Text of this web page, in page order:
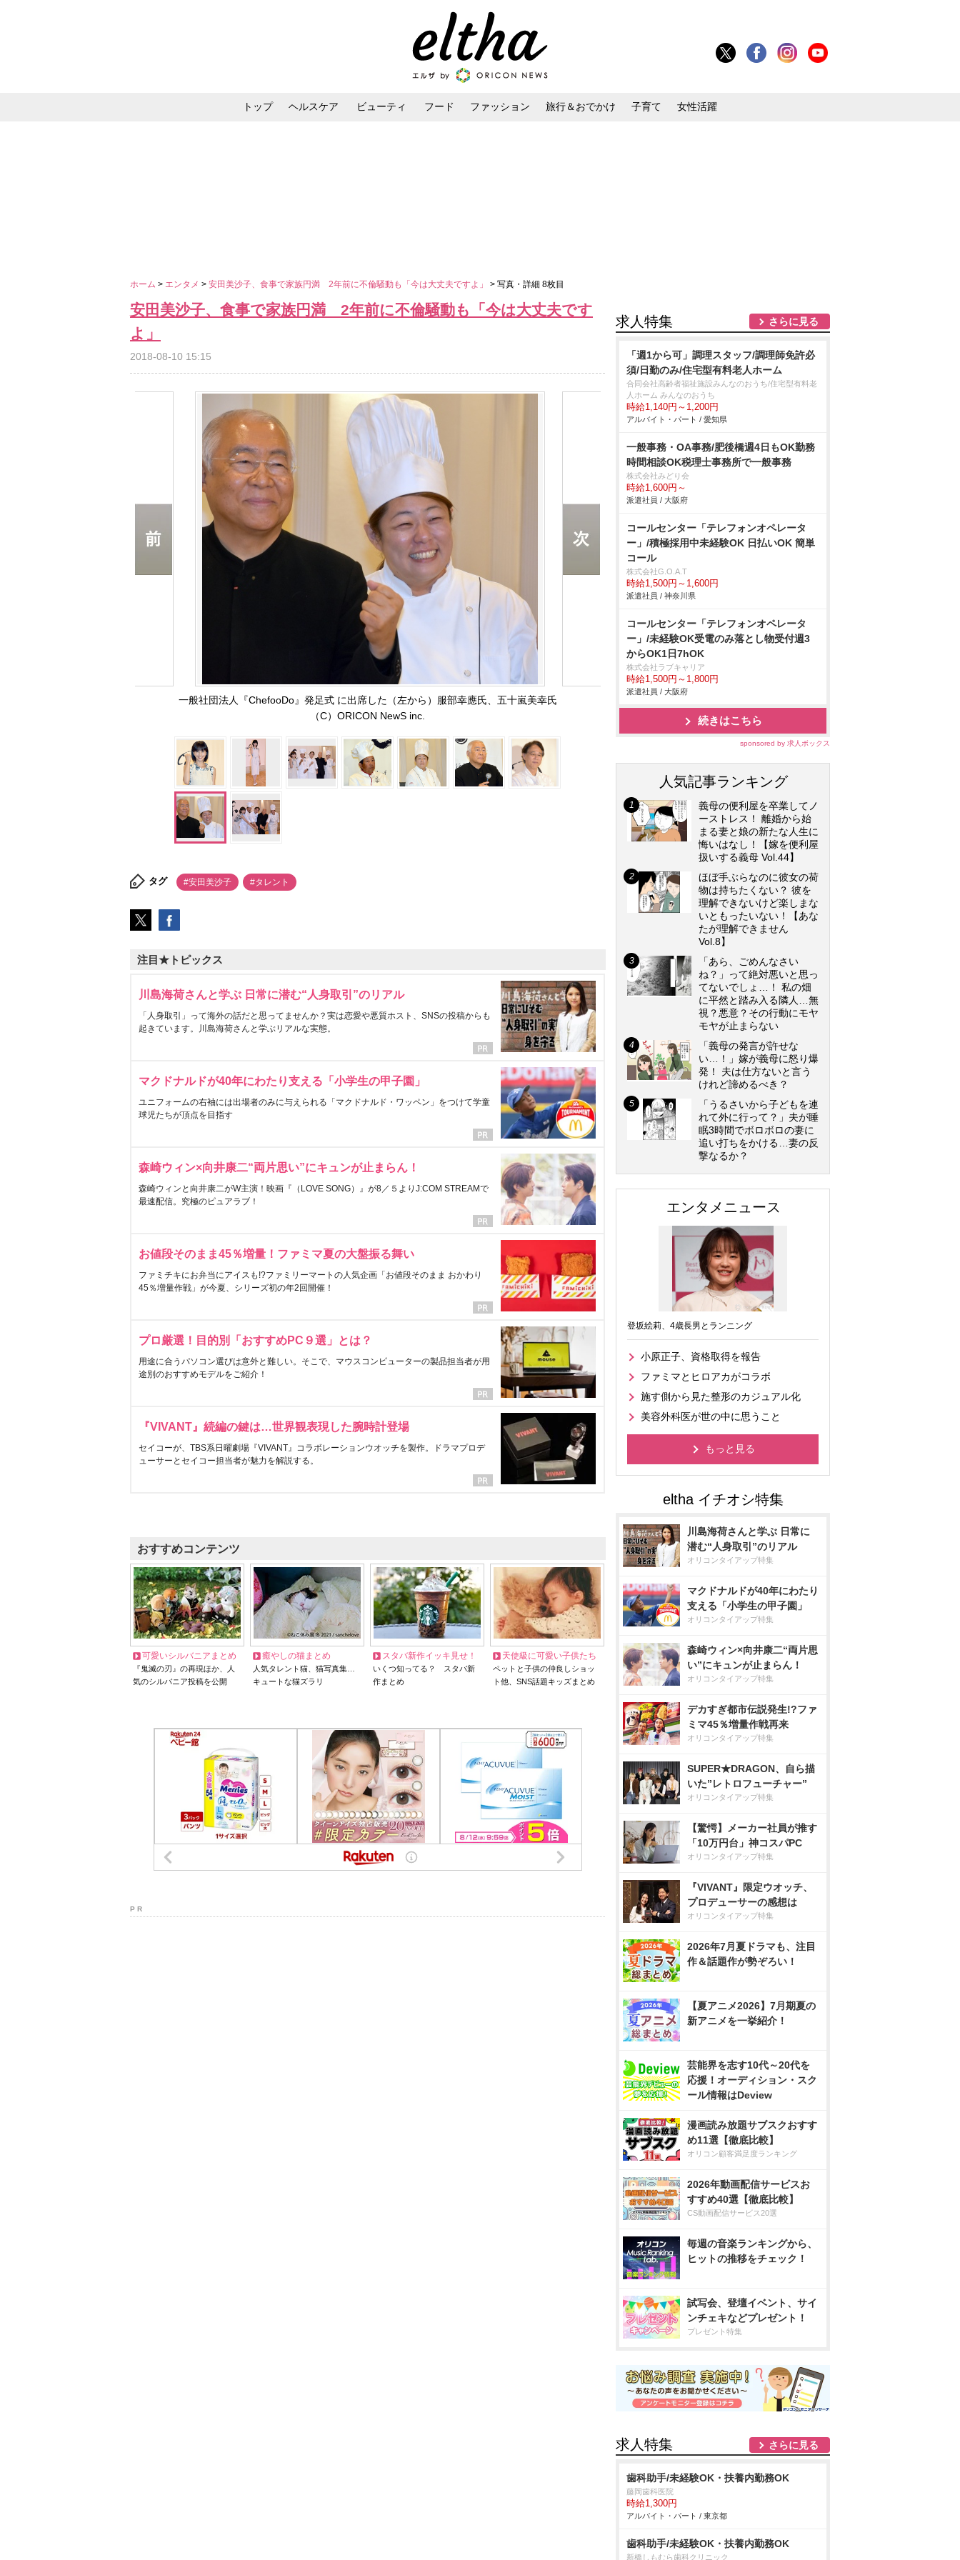
トップ ヘルスケア ビューティ フード ファッション 旅行＆おでかけ 子育て 女性活躍
ホーム > エンタメ > 安田美沙子、食事で家族円満 2年前に不倫騒動も「今は大丈夫ですよ」 > 写真・詳細 8枚目
安田美沙子、食事で家族円満 2年前に不倫騒動も「今は大丈夫です
よ」
2018-08-10 15:15
一般社団法人『ChefooDo』発足式 に出席した（左から）服部幸應氏、五十嵐美幸氏
（C）ORICON NewS inc.
タグ #安田美沙子 #タレント
注目★トピックス
川島海荷さんと学ぶ 日常に潜む“人身取引”のリアル
「人身取引」って海外の話だと思ってませんか？実は恋愛や悪質ホスト、SNSの投稿からも
起きています。川島海荷さんと学ぶリアルな実態。
マクドナルドが40年にわたり支える「小学生の甲子園」
ユニフォームの右袖には出場者のみに与えられる「マクドナルド・ワッペン」をつけて学童
球児たちが頂点を目指す
森崎ウィン×向井康二“両片思い”にキュンが止まらん！
森崎ウィンと向井康二がW主演！映画『（LOVE SONG）』が8／５よりJ:COM STREAMで
最速配信。究極のピュアラブ！
お値段そのまま45％増量！ファミマ夏の大盤振る舞い
ファミチキにお弁当にアイスも!?ファミリーマートの人気企画「お値段そのまま おかわり
45％増量作戦」が今夏、シリーズ初の年2回開催！
プロ厳選！目的別「おすすめPC９選」とは？
用途に合うパソコン選びは意外と難しい。そこで、マウスコンピューターの製品担当者が用
途別のおすすめモデルをご紹介！
『VIVANT』続編の鍵は…世界観表現した腕時計登場
セイコーが、TBS系日曜劇場『VIVANT』コラボレーションウオッチを製作。ドラマプロデ
ューサーとセイコー担当者が魅力を解説する。
おすすめコンテンツ
可愛いシルバニアまとめ
『鬼滅の刃』の再現ほか、人
気のシルバニア投稿を公開
癒やしの猫まとめ
人気タレント猫、猫写真集…
キュートな猫ズラリ
スタバ新作イッキ見せ！
いくつ知ってる？ スタバ新
作まとめ
天使級に可愛い子供たち
ペットと子供の仲良しショッ
ト他、SNS話題キッズまとめ
P R
求人特集 さらに見る
「週1から可」調理スタッフ/調理師免許必
須/日勤のみ/住宅型有料老人ホーム
合同会社高齢者福祉施設みんなのおうち/住宅型有料老
人ホーム みんなのおうち
時給1,140円～1,200円
アルバイト・パート / 愛知県
一般事務・OA事務/肥後橋週4日もOK勤務
時間相談OK税理士事務所で一般事務
株式会社みどり会
時給1,600円～
派遣社員 / 大阪府
コールセンター「テレフォンオペレータ
ー」/積極採用中未経験OK 日払いOK 簡単
コール
株式会社G.O.A.T
時給1,500円～1,600円
派遣社員 / 神奈川県
コールセンター「テレフォンオペレータ
ー」/未経験OK受電のみ落とし物受付週3
からOK1日7hOK
株式会社ラブキャリア
時給1,500円～1,800円
派遣社員 / 大阪府
続きはこちら
sponsored by 求人ボックス
人気記事ランキング
義母の便利屋を卒業してノ
ーストレス！ 離婚から始
まる妻と娘の新たな人生に
悔いはなし！【嫁を便利屋
扱いする義母 Vol.44】
ほぼ手ぶらなのに彼女の荷
物は持ちたくない？ 彼を
理解できないけど楽しまな
いともったいない！【あな
たが理解できません
Vol.8】
「あら、ごめんなさい
ね？」って絶対悪いと思っ
てないでしょ…！ 私の畑
に平然と踏み入る隣人…無
視？悪意？その行動にモヤ
モヤが止まらない
「義母の発言が許せな
い…！」嫁が義母に怒り爆
発！ 夫は仕方ないと言う
けれど諦めるべき？
「うるさいから子どもを連
れて外に行って？」夫が睡
眠3時間でボロボロの妻に
追い打ちをかける…妻の反
撃なるか？
エンタメニュース
登坂絵莉、4歳長男とランニング
小原正子、資格取得を報告
ファミマとヒロアカがコラボ
施す側から見た整形のカジュアル化
美容外科医が世の中に思うこと
もっと見る
川島海荷さんと学ぶ 日常に
潜む“人身取引”のリアル
オリコンタイアップ特集
マクドナルドが40年にわたり
支える「小学生の甲子園」
オリコンタイアップ特集
森崎ウィン×向井康二“両片思
い”にキュンが止まらん！
オリコンタイアップ特集
デカすぎ都市伝説発生!?ファ
ミマ45％増量作戦再来
オリコンタイアップ特集
SUPER★DRAGON、自ら描
いた”レトロフューチャー”
オリコンタイアップ特集
【驚愕】メーカー社員が推す
「10万円台」神コスパPC
オリコンタイアップ特集
『VIVANT』限定ウオッチ、
プロデューサーの感想は
オリコンタイアップ特集
2026年7月夏ドラマも、注目
作＆話題作が勢ぞろい！
【夏アニメ2026】7月期夏の
新アニメを一挙紹介！
芸能界を志す10代～20代を
応援！オーディション・スク
ール情報はDeview
漫画読み放題サブスクおすす
め11選【徹底比較】
オリコン顧客満足度ランキング
2026年動画配信サービスお
すすめ40選【徹底比較】
CS動画配信サービス20選
毎週の音楽ランキングから、
ヒットの推移をチェック！
試写会、登壇イベント、サイ
ンチェキなどプレゼント！
プレゼント特集
求人特集 さらに見る
歯科助手/未経験OK・扶養内勤務OK
藤岡歯科医院
時給1,300円
アルバイト・パート / 東京都
歯科助手/未経験OK・扶養内勤務OK
新橋しもむら歯科クリニック